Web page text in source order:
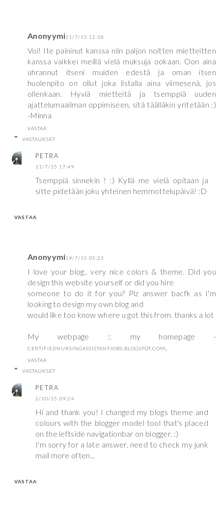
Anonyymi11/7/15 12:18
Voi! Ite paininut kanssa niin paljon noitten mietteitten
kanssa vaikkei meillä vielä muksuja ookaan. Oon aina
uhrannut itseni muiden edestä ja oman itsen
huolenpito on ollut joka listalla aina viimesenä, jos
ollenkaan. Hyviä mietteitä ja tsemppiä uuden
ajattelumaailman oppimiseen, sitä täälläkin yritetään :)
-Minna
VASTAA
VASTAUKSET
PETRA
11/7/15 17:49
Tsemppiä sinnekin ! :) Kyllä me vielä opitaan ja
sitte pidetään joku yhteinen hemmottelupäivä! :D
VASTAA
Anonyymi19/7/15 05:23
I love your blog.. very nice colors & theme. Did you
design this website yourself or did you hire
someone to do it for you? Plz answer bacfk as I'm
looking to design my own blog and
would like too know where u got this from. thanks a lot
My webpage :: my homepage -
CERTIFIEDNURSINGASSISTANTJOBS.BLOGSPOT.COM ,
VASTAA
VASTAUKSET
PETRA
2/10/15 09:24
Hi and thank you! I changed my blogs theme and
colours with the blogger model tool that's placed
on the leftside navigationbar on blogger. :)
I'm sorry for a late answer, need to check my junk
mail more often...
VASTAA